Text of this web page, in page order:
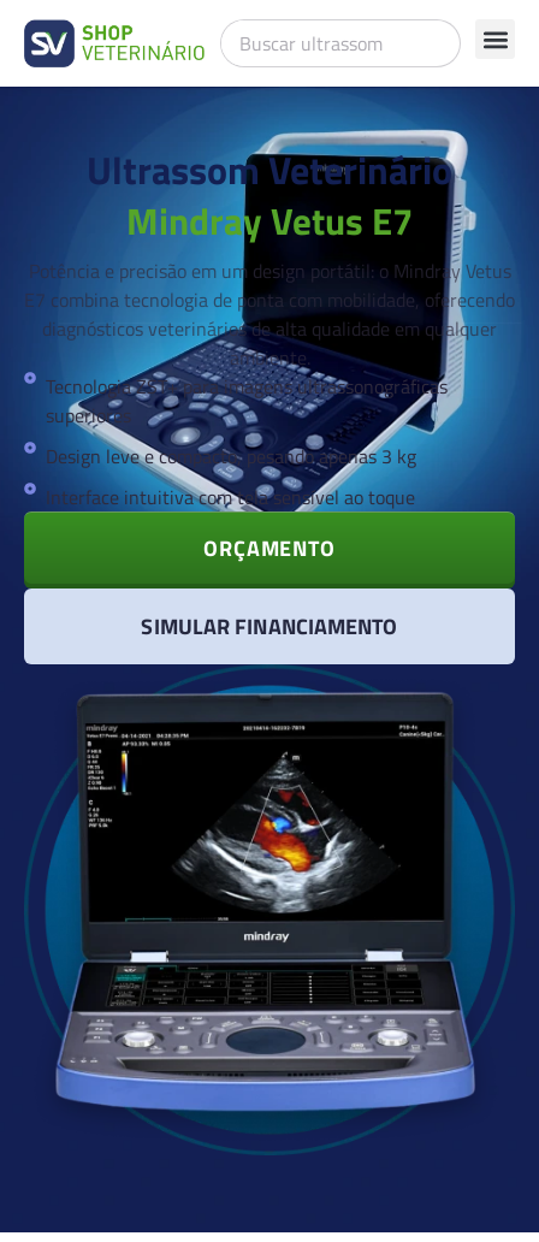
Ultrassom Veterinário
Mindray Vetus E7
Potência e precisão em um design portátil: o Mindray Vetus
E7 combina tecnologia de ponta com mobilidade, oferecendo
diagnósticos veterinários de alta qualidade em qualquer
ambiente.
Tecnologia ZST+ para imagens ultrassonográficas
superiores
Design leve e compacto, pesando apenas 3 kg
Interface intuitiva com tela sensível ao toque
ORÇAMENTO
SIMULAR FINANCIAMENTO